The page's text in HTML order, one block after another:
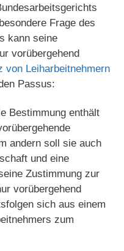
Frage des
kann seine
vorübergehend
von Leiharbeitnehmern
Passus:
Bestimmung enthält
andern soll sie auch
und eine
Zustimmung zur
vorübergehend
sich aus einem
zum